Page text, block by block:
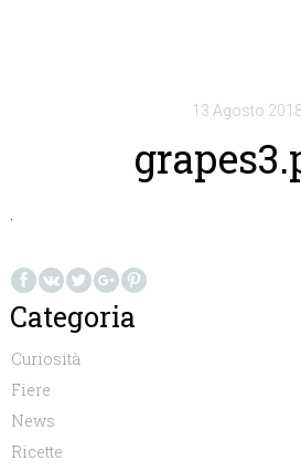
13 Agosto
Categoria
Curiosità
Fiere
News
Ricette